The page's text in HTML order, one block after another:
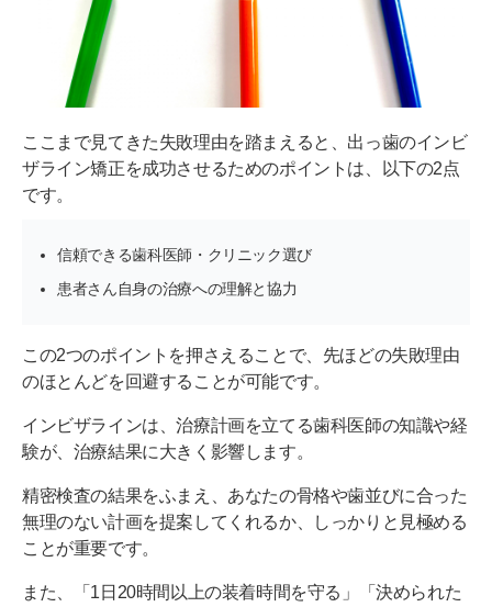
ここまで見てきた失敗理由を踏まえると、出っ歯のインビ
ザライン矯正を成功させるためのポイントは、以下の2点
です。
信頼できる歯科医師・クリニック選び
患者さん自身の治療への理解と協力
この2つのポイントを押さえることで、先ほどの失敗理由
のほとんどを回避することが可能です。
インビザラインは、治療計画を立てる歯科医師の知識や経
験が、治療結果に大きく影響します。
精密検査の結果をふまえ、あなたの骨格や歯並びに合った
無理のない計画を提案してくれるか、しっかりと見極める
ことが重要です。
また、「1日20時間以上の装着時間を守る」「決められた